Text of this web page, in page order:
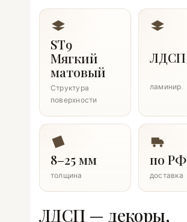
ST9
Мягкий
матовый
Структура
поверхности
ЛДСП
ламинир.
8–25 мм
толщина
по РФ
доставка
ЛДСП — декоры,